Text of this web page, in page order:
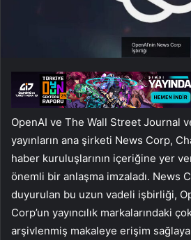
OpenAI ve The Wall Street Journal
yayınların ana şirketi News Corp,
haber kuruluşlarının içeriğine yer
önemli bir anlaşma imzaladı. News
duyurulan bu uzun vadeli işbirliği,
Corp’un yayıncılık markalarındaki
arşivlenmiş makaleye erişim